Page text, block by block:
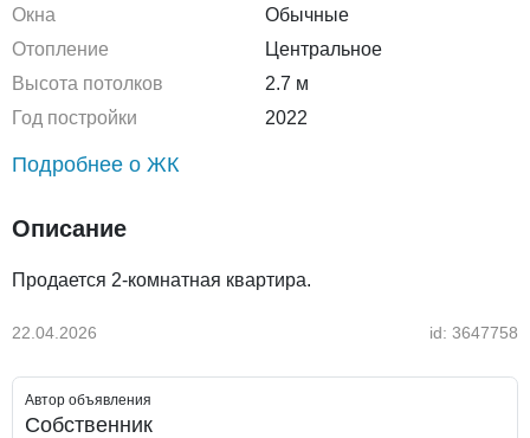
Окна
Обычные
Отопление
Центральное
Высота потолков
2.7 м
Год постройки
2022
Подробнее о ЖК
Описание
Продается 2-комнатная квартира.
22.04.2026 id: 3647758
Автор объявления
Собственник